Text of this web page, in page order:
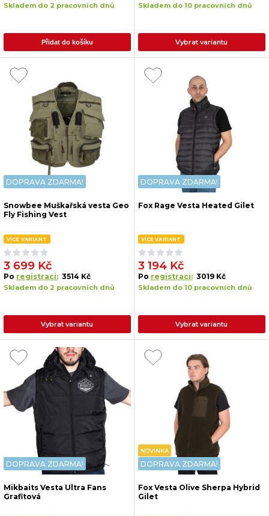
Skladem do 2 pracovních dnů
Přidat do košíku
Skladem do 10 pracovních dnů
Vybrat variantu
DOPRAVA ZDARMA!
Snowbee Muškařská vesta Geo
Fly Fishing Vest
VÍCE VARIANT
3 699 Kč
Po registraci: 3514 Kč
Skladem do 2 pracovních dnů
Vybrat variantu
DOPRAVA ZDARMA!
Fox Rage Vesta Heated Gilet
VÍCE VARIANT
3 194 Kč
Po registraci: 3019 Kč
Skladem do 10 pracovních dnů
Vybrat variantu
DOPRAVA ZDARMA!
Mikbaits Vesta Ultra Fans
Grafitová
NOVINKA
DOPRAVA ZDARMA!
Fox Vesta Olive Sherpa Hybrid
Gilet